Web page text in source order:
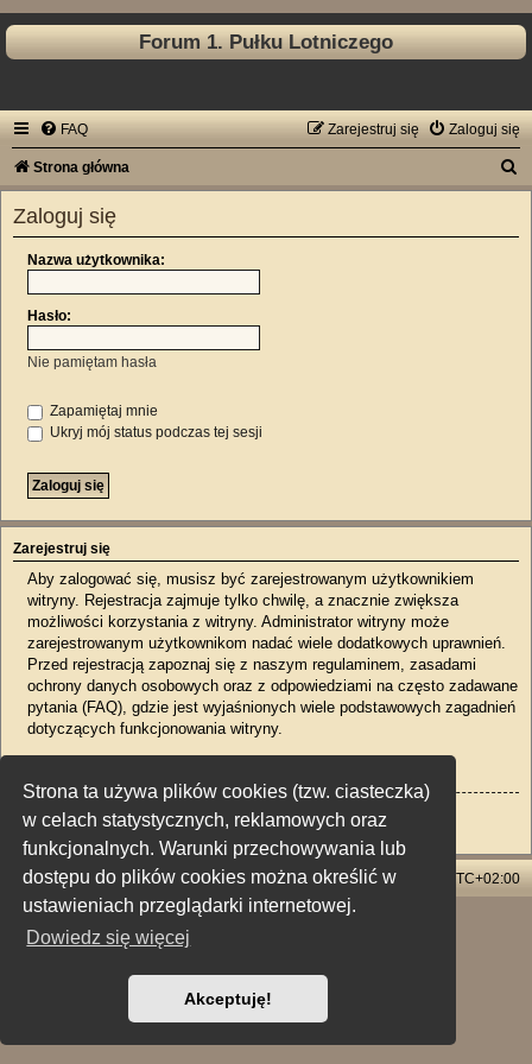
Strona ta używa plików cookies (tzw. ciasteczka)
w celach statystycznych, reklamowych oraz
funkcjonalnych. Warunki przechowywania lub
dostępu do plików cookies można określić w
ustawieniach przeglądarki internetowej.
Dowiedz się więcej
Akceptuję!
Forum 1. Pułku Lotniczego
FAQ Zaloguj się
Zarejestruj się
Strona główna
Zaloguj się
Nazwa użytkownika:
Hasło:
Nie pamiętam hasła
Zapamiętaj mnie
Ukryj mój status podczas tej sesji
Zarejestruj się
Aby zalogować się, musisz być zarejestrowanym użytkownikiem
witryny. Rejestracja zajmuje tylko chwilę, a znacznie zwiększa
możliwości korzystania z witryny. Administrator witryny może
zarejestrowanym użytkownikom nadać wiele dodatkowych uprawnień.
Przed rejestracją zapoznaj się z naszym regulaminem, zasadami
ochrony danych osobowych oraz z odpowiedziami na często zadawane
pytania (FAQ), gdzie jest wyjaśnionych wiele podstawowych zagadnień
dotyczących funkcjonowania witryny.
Zarejestruj się
Strona główna Strefa czasowa UTC+02:00
Usuń ciasteczka witryny
Technologię dostarcza phpBB® Forum Software © phpBB Limited
Polski pakiet językowy dostarcza
Zasady ochrony danych osobowych |Regulamin